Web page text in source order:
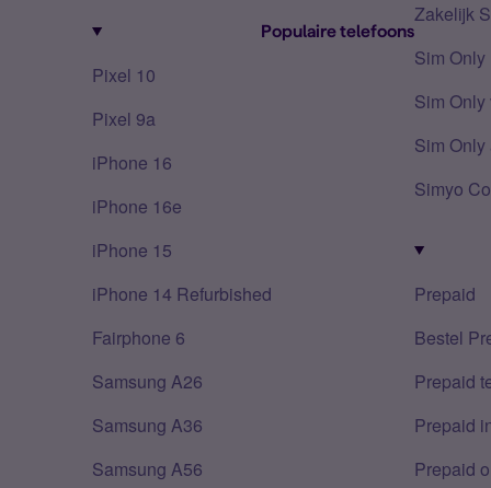
Populaire telefoons
Pixel 10
Pixel 9a
iPhone 16
iPhone 16e
iPhone 15
iPhone 14 Refurbished
Fairphone 6
Samsung A26
Samsung A36
Samsung A56
Zakelijk
Sim
Sim
Sim
Simyo
Prepaid
Bestel
Prepaid
Prepaid
Prepaid